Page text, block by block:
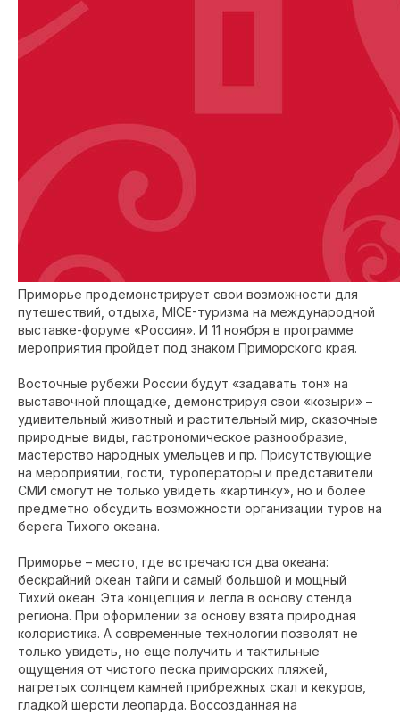
Приморье продемонстрирует свои возможности для
путешествий, отдыха, MICE-туризма на международной
выставке-форуме «Россия». И 11 ноября в программе
мероприятия пройдет под знаком Приморского края.
Восточные рубежи России будут «задавать тон» на
выставочной площадке, демонстрируя свои «козыри» –
удивительный животный и растительный мир, сказочные
природные виды, гастрономическое разнообразие,
мастерство народных умельцев и пр. Присутствующие
на мероприятии, гости, туроператоры и представители
СМИ смогут не только увидеть «картинку», но и более
предметно обсудить возможности организации туров на
берега Тихого океана.
Приморье – место, где встречаются два океана:
бескрайний океан тайги и самый большой и мощный
Тихий океан. Эта концепция и легла в основу стенда
региона. При оформлении за основу взята природная
колористика. А современные технологии позволят не
только увидеть, но еще получить и тактильные
ощущения от чистого песка приморских пляжей,
нагретых солнцем камней прибрежных скал и кекуров,
гладкой шерсти леопарда. Воссозданная на